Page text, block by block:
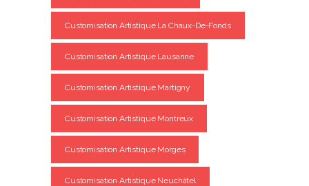
Customisation Artistique La Chaux-De-Fonds
Customisation Artistique Lausanne
Customisation Artistique Martigny
Customisation Artistique Montreux
Customisation Artistique Morges
Customisation Artistique Neuchâtel